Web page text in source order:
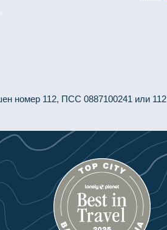
номер 112, ПСС 0887100241 или 112